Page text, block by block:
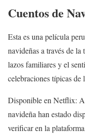
Cuentos de
Esta es una película
navideñas a través de
lazos familiares y el
celebraciones típicas de
Disponible en Netflix:
navideña han estado
verificar en la